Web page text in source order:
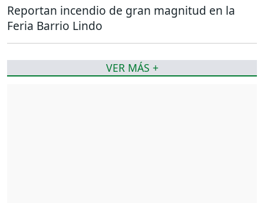
Reportan incendio de gran magnitud en la
Feria Barrio Lindo
VER MÁS +